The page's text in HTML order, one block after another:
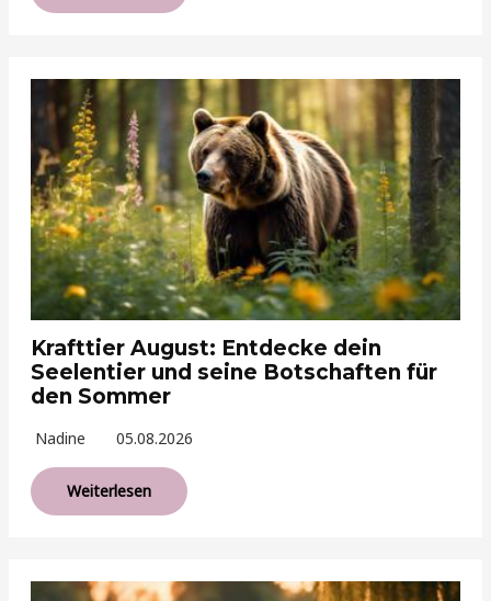
Krafttier August: Entdecke dein
Seelentier und seine Botschaften für
den Sommer
Nadine 05.08.2026
Weiterlesen